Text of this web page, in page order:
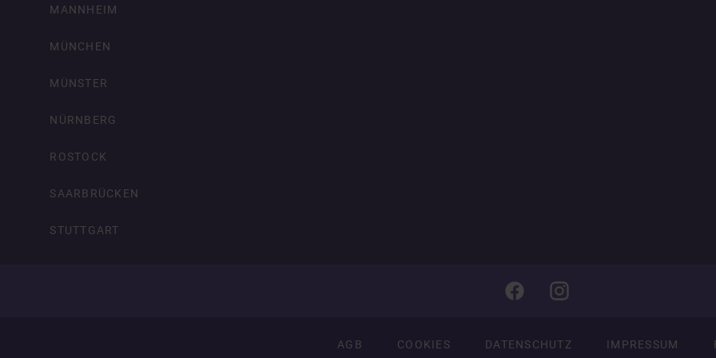
MANNHEIM
MÜNCHEN
MÜNSTER
NÜRNBERG
ROSTOCK
SAARBRÜCKEN
STUTTGART
AGB COOKIES DATENSCHUTZ IMPRESSUM